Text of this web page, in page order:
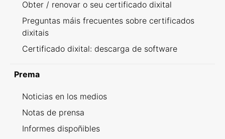
Obter / renovar o seu certificado dixital
Preguntas máis frecuentes sobre certificados
dixitais
Certificado dixital: descarga de software
Prema
Noticias en los medios
Notas de prensa
Informes dispoñibles